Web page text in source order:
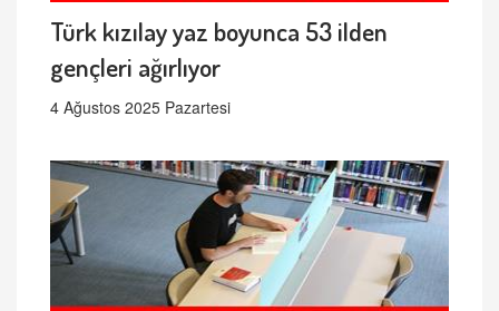
Türk kızılay yaz boyunca 53 ilden
gençleri ağırlıyor
4 Ağustos 2025 Pazartesi